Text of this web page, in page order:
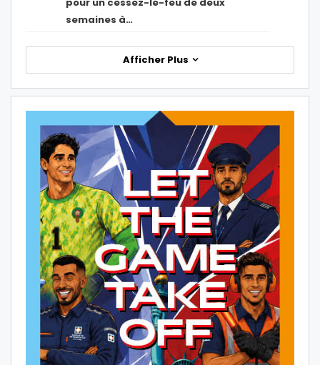
semaines à…
Afficher Plus